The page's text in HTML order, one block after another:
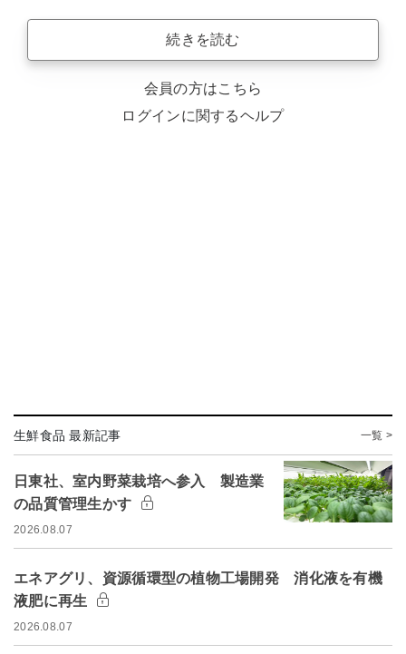
続きを読む
会員の方はこちら
ログインに関するヘルプ
生鮮食品 最新記事 一覧 >
日東社、室内野菜栽培へ参入 製造業
の品質管理生かす
2026.08.07
エネアグリ、資源循環型の植物工場開発 消化液を有機
液肥に再生
2026.08.07